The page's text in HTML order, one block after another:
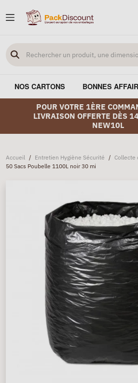
NOS CARTONS BONNES
POUR VOTRE 1ÈRE
LIVRAISON OFFERTE DÈS
NEW10L
Accueil / Entretien Hygiène Sécurité / Collecte
50 Sacs Poubelle 1100L noir 30 mi